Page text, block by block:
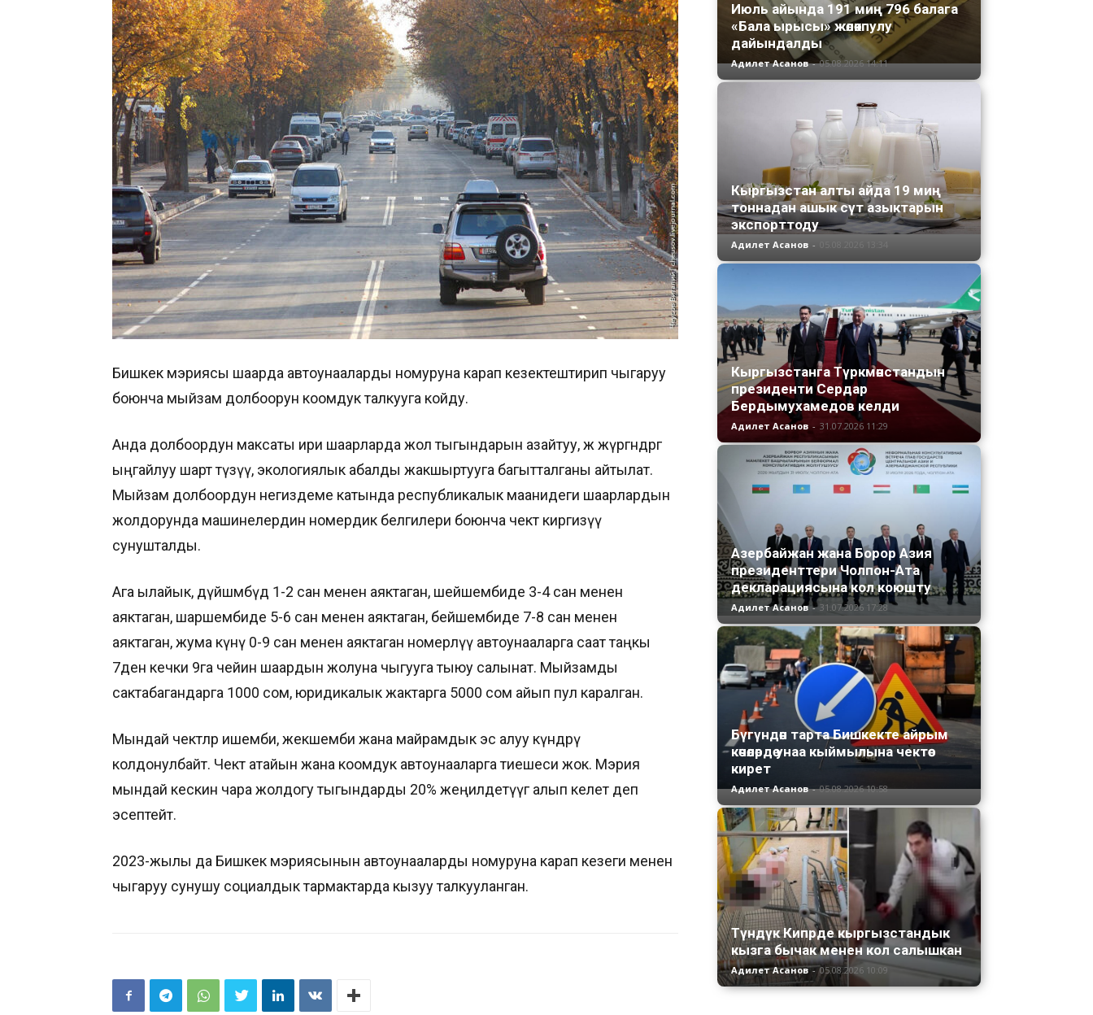
Бишкек мэриясы шаарда автоунааларды номуруна карап кезектештирип чыгаруу
боюнча мыйзам долбоорун коомдук талкууга койду.
Анда долбоордун максаты ири шаарларда жол тыгындарын азайтуу, жөө жүргөндөргө
ыңгайлуу шарт түзүү, экологиялык абалды жакшыртууга багытталганы айтылат.
Мыйзам долбоордун негиздеме катында республикалык маанидеги шаарлардын
жолдорунда машинелердин номердик белгилери боюнча чектөө киргизүү
сунушталды.
Ага ылайык, дүйшөмбүдө 1-2 сан менен аяктаган, шейшембиде 3-4 сан менен
аяктаган, шаршембиде 5-6 сан менен аяктаган, бейшембиде 7-8 сан менен
аяктаган, жума күнү 0-9 сан менен аяктаган номерлүү автоунааларга саат таңкы
7ден кечки 9га чейин шаардын жолуна чыгууга тыюу салынат. Мыйзамды
сактабагандарга 1000 сом, юридикалык жактарга 5000 сом айып пул каралган.
Мындай чектөөлөр ишемби, жекшемби жана майрамдык эс алуу күндөрү
колдонулбайт. Чектөө атайын жана коомдук автоунааларга тиешеси жок. Мэрия
мындай кескин чара жолдогу тыгындарды 20% жеңилдетүүгө алып келет деп
эсептейт.
2023-жылы да Бишкек мэриясынын автоунааларды номуруна карап кезеги менен
чыгаруу сунушу социалдык тармактарда кызуу талкууланган.
Июль айында 191 миң 796 балага
«Бала ырысы» жөлөкпулу
дайындалды
Адилет Асанов - 05.08.2026 14:11
Кыргызстан алты айда 19 миң
тоннадан ашык сүт азыктарын
экспорттоду
Адилет Асанов -
Кыргызстанга Түркмөнстандын
президенти Сердар
Бердымухамедов келди
Адилет Асанов - 31.07.2026 11:29
Азербайжан жана Борор Азия
президенттери Чолпон-Ата
декларациясына кол коюшту
Адилет Асанов - 31.07.2026 17:28
Бүгүндөн тарта Бишкекте айрым
көчөлөрдө унаа кыймылына чектөө
кирет
Адилет Асанов - 05.08.2026 10:58
Түндүк Кипрде кыргызстандык
кызга бычак менен кол салышкан
Адилет Асанов - 05.08.2026 10:09